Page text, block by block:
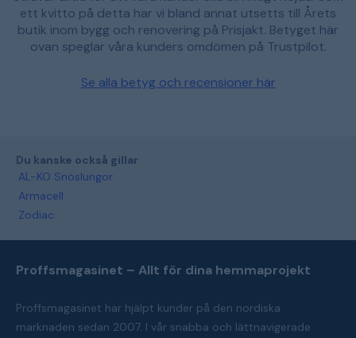
ett kvitto på detta har vi bland annat utsetts till Årets
butik inom bygg och renovering på Prisjakt. Betyget här
ovan speglar våra kunders omdömen på Trustpilot.
Se alla betyg och recensioner här
Du kanske också gillar
AL-KO Snöslungor
Armacell
Zodiac
Proffsmagasinet – Allt för dina hemmaprojekt
Proffsmagasinet har hjälpt kunder på den nordiska
marknaden sedan 2007. I vår snabba och lättnavigerade